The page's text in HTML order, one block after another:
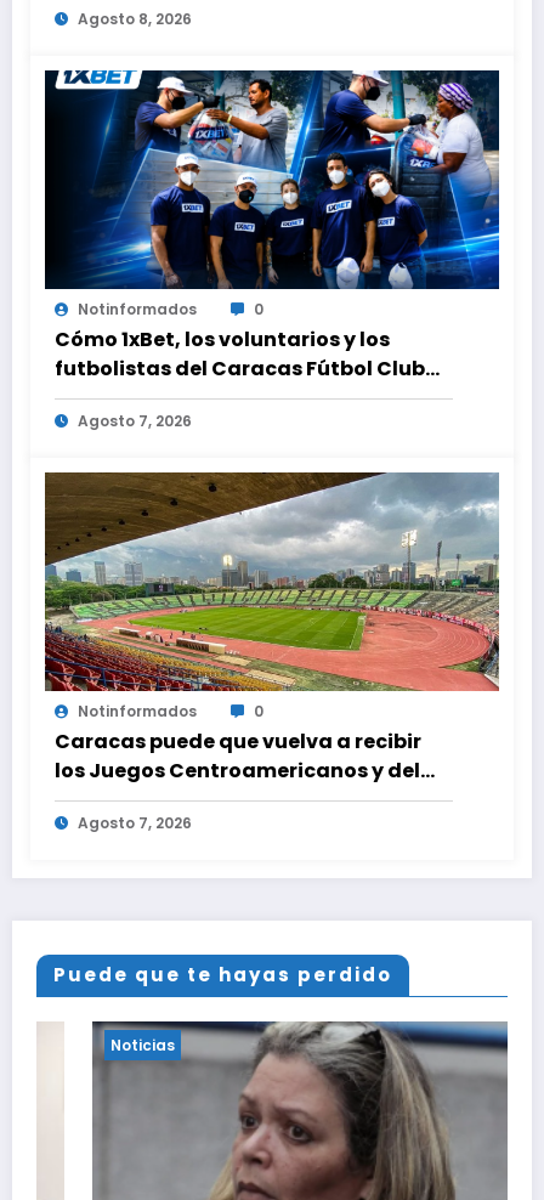
Agosto 8, 2026
Notinformados 0
Cómo 1xBet, los voluntarios y los
futbolistas del Caracas Fútbol Club
juntaron fuerzas para ayudar a las
familias de Venezuela
Agosto 7, 2026
Notinformados 0
Caracas puede que vuelva a recibir
los Juegos Centroamericanos y del
Caribe tras mas de 70 años
Agosto 7, 2026
Puede que te hayas perdido
Noticias